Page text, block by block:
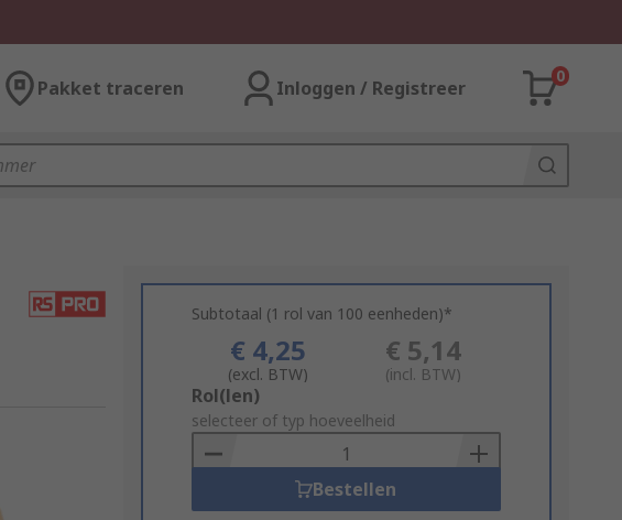
Pakket traceren Inloggen / Registreer
0
Subtotaal (1 rol van 100 eenheden)*
€ 4,25
(excl. BTW)
€ 5,14
(incl. BTW)
Add
to
Basket
Rol(len)
selecteer of typ hoeveelheid
Bestellen